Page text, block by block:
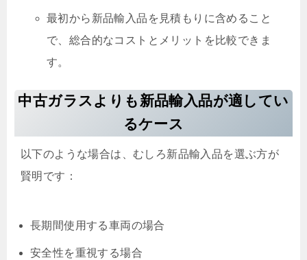
最初から新品輸入品を見積もりに含めること
で、総合的なコストとメリットを比較できま
す。
中古ガラスよりも新品輸入品が適してい
るケース
以下のような場合は、むしろ新品輸入品を選ぶ方が
賢明です：
長期間使用する車両の場合
安全性を重視する場合